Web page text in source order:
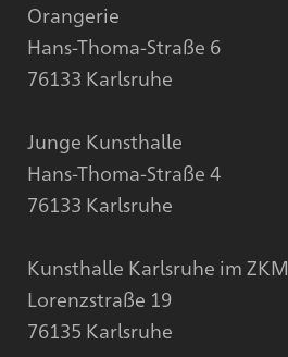
Orangerie
Hans-Thoma-Straße 6
76133 Karlsruhe
Junge Kunsthalle
Hans-Thoma-Straße 4
76133 Karlsruhe
Kunsthalle Karlsruhe im ZKM
Lorenzstraße 19
76135 Karlsruhe